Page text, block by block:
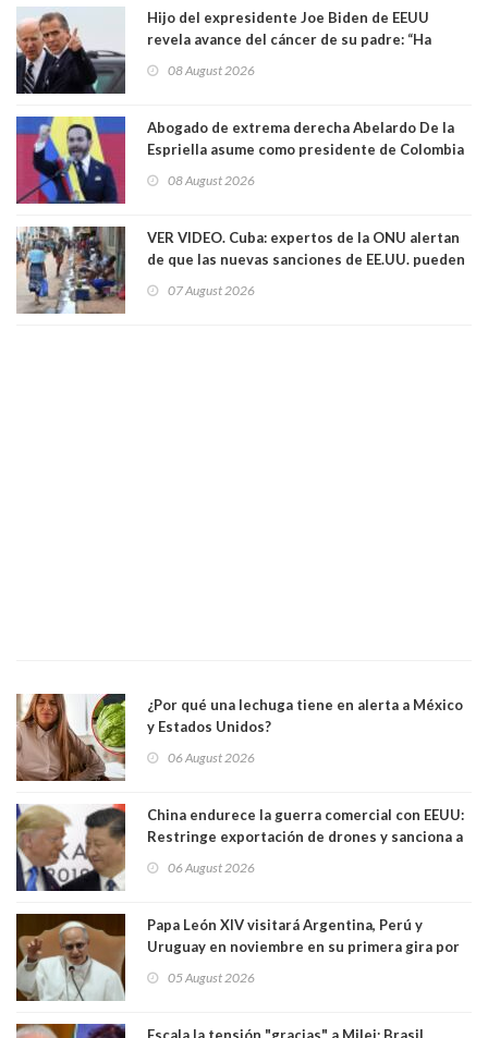
Hijo del expresidente Joe Biden de EEUU
revela avance del cáncer de su padre: “Ha
08 August 2026
Abogado de extrema derecha Abelardo De la
Espriella asume como presidente de Colombia
08 August 2026
VER VIDEO. Cuba: expertos de la ONU alertan
de que las nuevas sanciones de EE.UU. pueden
07 August 2026
¿Por qué una lechuga tiene en alerta a México
y Estados Unidos?
06 August 2026
China endurece la guerra comercial con EEUU:
Restringe exportación de drones y sanciona a
06 August 2026
Papa León XIV visitará Argentina, Perú y
Uruguay en noviembre en su primera gira por
05 August 2026